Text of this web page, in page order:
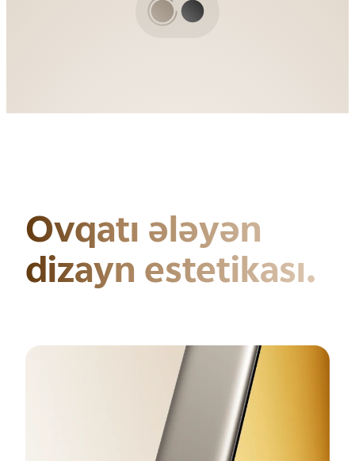
Ovqatı ələyən
dizayn estetikası.